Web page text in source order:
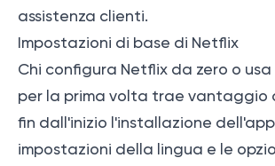
assistenza clienti.
Impostazioni di base di Netflix
Chi configura Netflix da zero o
per la prima volta trae vantaggio
fin dall'inizio l'installazione
impostazioni della lingua e le